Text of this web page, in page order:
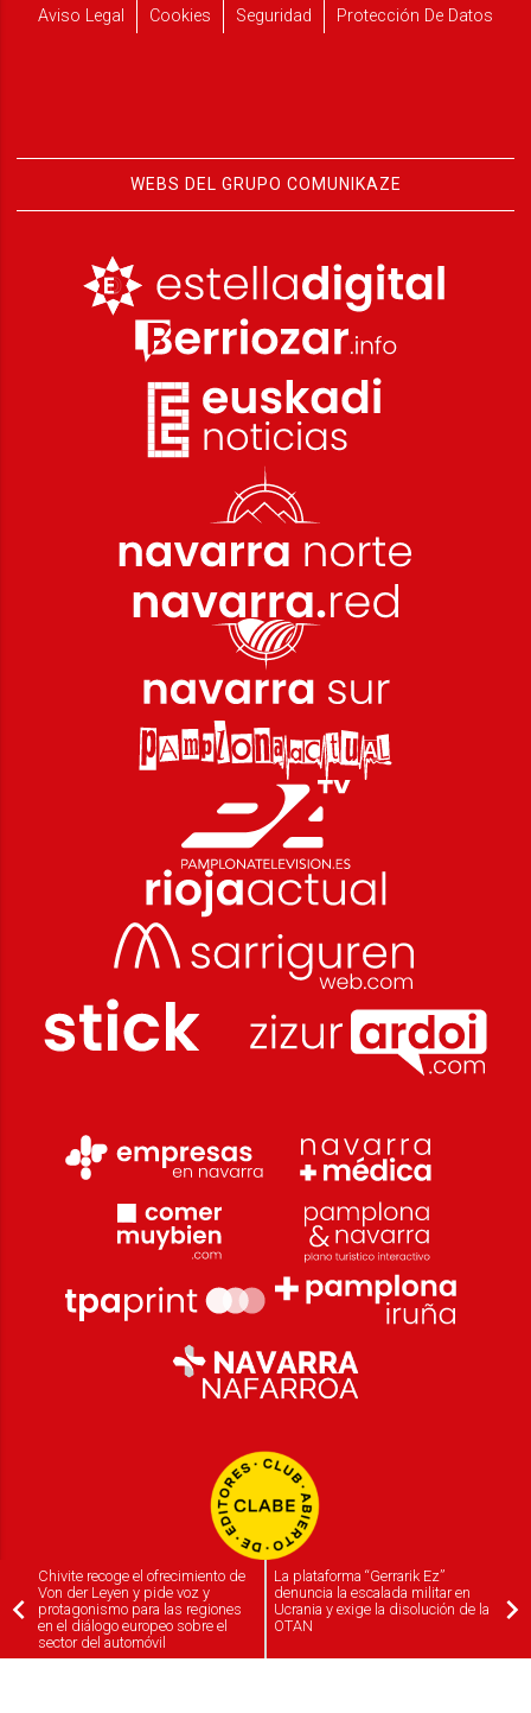
Aviso Legal
Cookies Seguridad Protección De Datos
WEBS DEL GRUPO COMUNIKAZE
Chivite recoge el ofrecimiento de
Von der Leyen y pide voz y
protagonismo para las regiones
en el diálogo europeo sobre el
sector del automóvil
La plataforma “Gerrarik Ez”
denuncia la escalada militar en
Ucrania y exige la disolución de la
OTAN